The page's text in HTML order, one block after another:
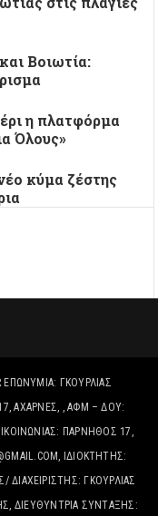
Βοιωτία:
η πλατφόρμα
Όλους»
κύμα ζέστης
ΕΠΩΝΥΜΊΑ: ΓΚΟΥΡΛΙΑΣ
ΑΧΑΡΝΕΣ, , ΑΦΜ – ΔΟΥ:
ΠΑΡΝΗΘΟΣ 17,
ΙΔΙΟΚΤΗΤΗΣ:
ΓΚΟΥΡΛΙΑΣ
ΔΙΕΥΘΥΝΤΡΙΑ ΣΥΝΤΑΞΗΣ: